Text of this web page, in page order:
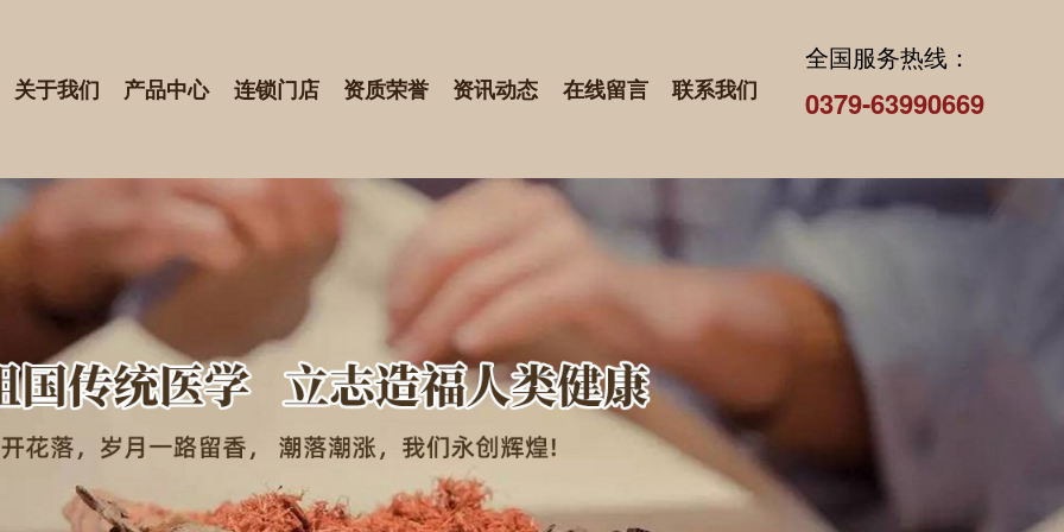
关于我们 产品中心 连锁门店 资质荣誉 资讯动态 在线留言 联系我们
全国服务热线：
0379-63990669